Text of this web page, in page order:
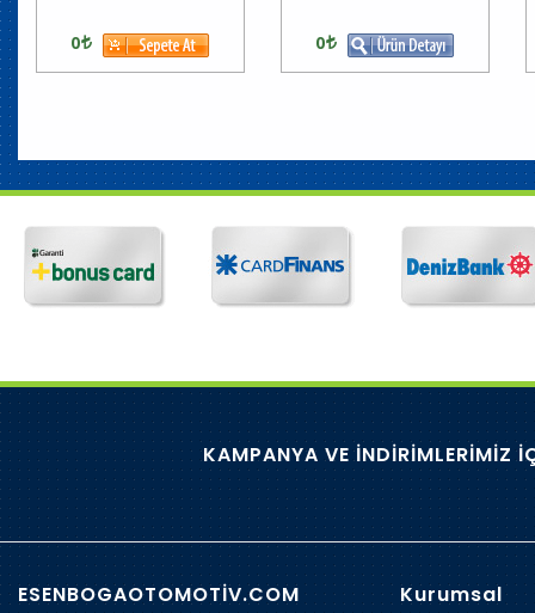
0 0
KAMPANYA VE İNDİRİMLERİMİZ
ESENBOGAOTOMOTİV.COM Kurumsal